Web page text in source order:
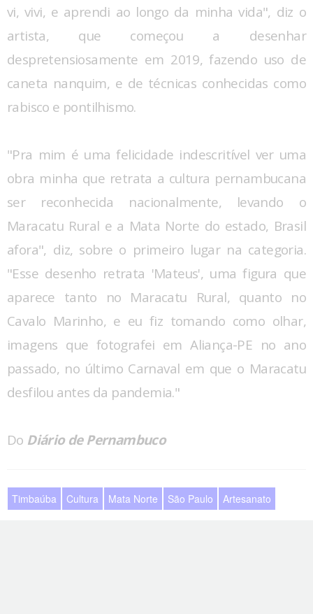
vi, vivi, e aprendi ao longo da minha vida", diz o
artista, que começou a desenhar
despretensiosamente em 2019, fazendo uso de
caneta nanquim, e de técnicas conhecidas como
rabisco e pontilhismo.
"Pra mim é uma felicidade indescritível ver uma
obra minha que retrata a cultura pernambucana
ser reconhecida nacionalmente, levando o
Maracatu Rural e a Mata Norte do estado, Brasil
afora", diz, sobre o primeiro lugar na categoria.
"Esse desenho retrata 'Mateus', uma figura que
aparece tanto no Maracatu Rural, quanto no
Cavalo Marinho, e eu fiz tomando como olhar,
imagens que fotografei em Aliança-PE no ano
passado, no último Carnaval em que o Maracatu
desfilou antes da pandemia."
Do Diário de Pernambuco
Timbaúba Cultura Mata Norte São Paulo Artesanato